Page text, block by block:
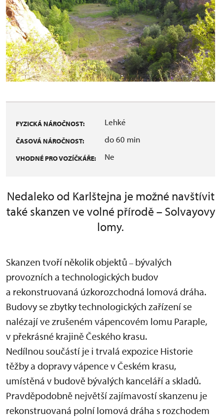
FYZICKÁ NÁROČNOST: Lehké
ČASOVÁ NÁROČNOST: do 60 min
VHODNÉ PRO VOZÍČKÁŘE: Ne
Nedaleko od Karlštejna je možné navštívit
také skanzen ve volné přírodě – Solvayovy
lomy.
Skanzen tvoří několik objektů – bývalých
provozních a technologických budov
a rekonstruovaná úzkorozchodná lomová dráha.
Budovy se zbytky technologických zařízení se
nalézají ve zrušeném vápencovém lomu Paraple,
v překrásné krajině Českého krasu.
Nedílnou součástí je i trvalá expozice Historie
těžby a dopravy vápence v Českém krasu,
umístěná v budově bývalých kanceláří a skladů.
Pravděpodobně největší zajímavostí skanzenu je
rekonstruovaná polní lomová dráha s rozchodem